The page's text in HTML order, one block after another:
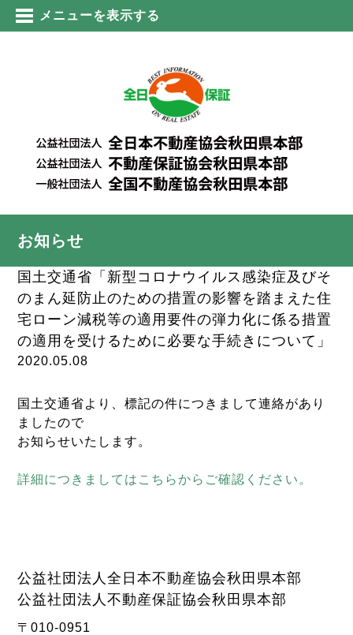
メニューを表示する
お知らせ
国土交通省「新型コロナウイルス感染症及びそ
のまん延防止のための措置の影響を踏まえた住
宅ローン減税等の適用要件の弾力化に係る措置
の適用を受けるために必要な手続きについて」
2020.05.08
国土交通省より、標記の件につきまして連絡があり
ましたので
お知らせいたします。
詳細につきましてはこちらからご確認ください。
公益社団法人全日本不動産協会秋田県本部
公益社団法人不動産保証協会秋田県本部
〒010-0951